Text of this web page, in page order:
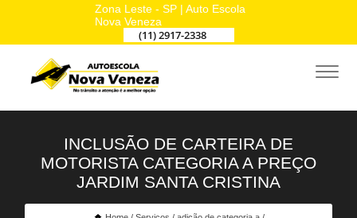
Zona Leste - SP | Auto Escola
Nova Veneza
(11) 2917-2338
INCLUSÃO DE CARTEIRA DE
MOTORISTA CATEGORIA A PREÇO
JARDIM SANTA CRISTINA